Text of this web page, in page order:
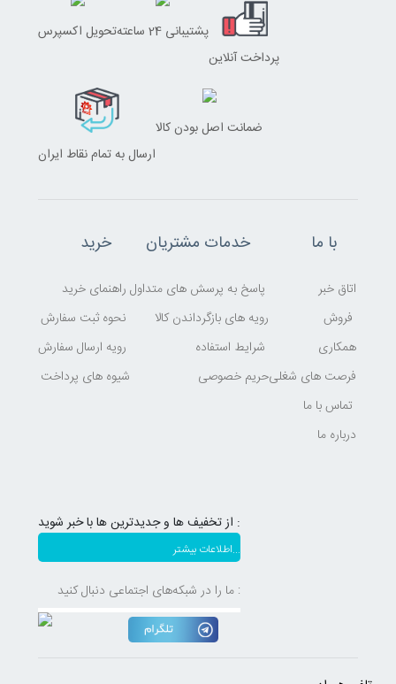
تحویل اکسپرس
پشتیبانی 24 ساعته
پرداخت آنلاین
ارسال به تمام نقاط ایران
ضمانت اصل بودن کالا
خرید
شیوه های پرداخت
خدمات مشتریان
رویه های بازگرداندن کالا
حریم خصوصی
با ما
اتاق خبر
همکاری
فرصت های شغلی
درباره ما
از تخفیف ها و جدیدترین ها با خبر شوید :
اطلاعات بیشتر...
ما را در شبکه‌های اجتماعی دنبال کنید :